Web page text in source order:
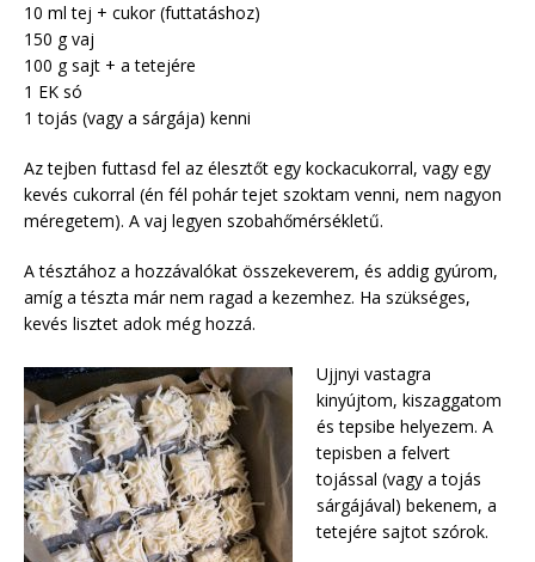
10 ml tej + cukor (futtatáshoz)
150 g vaj
100 g sajt + a tetejére
1 EK só
1 tojás (vagy a sárgája) kenni
Az tejben futtasd fel az élesztőt egy kockacukorral, vagy egy
kevés cukorral (én fél pohár tejet szoktam venni, nem nagyon
méregetem). A vaj legyen szobahőmérsékletű.
A tésztához a hozzávalókat összekeverem, és addig gyúrom,
amíg a tészta már nem ragad a kezemhez. Ha szükséges,
kevés lisztet adok még hozzá.
Ujjnyi vastagra
kinyújtom, kiszaggatom
és tepsibe helyezem. A
tepisben a felvert
tojással (vagy a tojás
sárgájával) bekenem, a
tetejére sajtot szórok.